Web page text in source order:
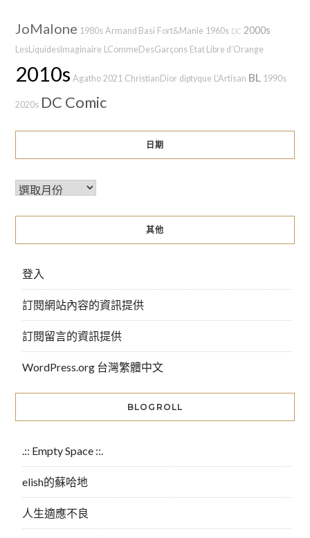
JoMalone 1980s Armand Basi Fort&Manle 1960s DC 2000s
LesLiquidesImaginaire LCommeDesGarçons Etat Libre d’Orange
2010s Agatho 2021 ChristianDior diptyque L'Artisan BL 1990s
2020s DC Comic
日期
其他
登入
訂閱網站內容的資訊提供
訂閱留言的資訊提供
WordPress.org 台灣繁體中文
BLOGROLL
.:: Empty Space ::.
elish的蘇哈地
人生適應不良